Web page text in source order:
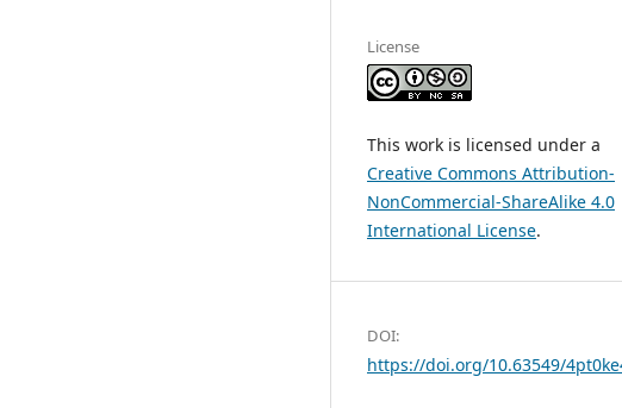
License
This work is licensed under a
Creative Commons Attribution-
NonCommercial-ShareAlike 4.0
International License.
DOI:
https://doi.org/10.63549/